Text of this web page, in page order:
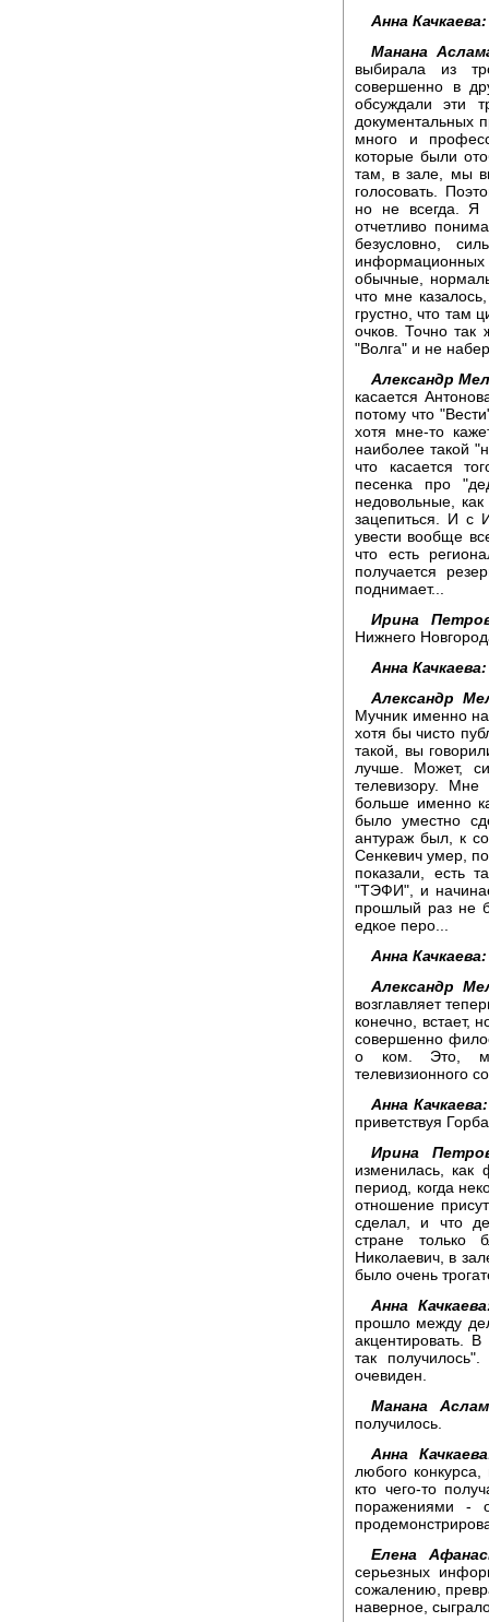
Анна Качкаева:
Манана
выбирала из
совершенно в
обсуждали эти
документальных
много и
которые были
там, в зале, мы
голосовать.
но не всегда. Я
отчетливо
безусловно,
информационных
обычные,
что мне
грустно, что там
очков. Точно так
"Волга" и не
Александр
касается
потому что
хотя мне-то
наиболее такой
что касается
песенка про
недовольные,
зацепиться. И с
увести вообще
что есть
получается
поднимает...
Ирина
Нижнего
Анна Качкаева:
Александр
Мучник именно
хотя бы чисто
такой, вы
лучше. Может,
телевизору.
больше именно
было уместно
антураж был, к
Сенкевич умер,
показали, есть
"ТЭФИ", и
прошлый раз не
едкое перо...
Анна Качкаева:
Александр
возглавляет
конечно, встает,
совершенно
о ком. Это, мне
телевизионного
Анна Качкаева:
приветствуя
Ирина
изменилась, как
период, когда
отношение
сделал, и что
стране только
Николаевич, в
было очень
Анна
прошло между
акцентировать.
так
очевиден.
Манана
получилось.
Анна
любого
кто чего-то
поражениями -
Елена
серьезных
сожалению,
наверное,